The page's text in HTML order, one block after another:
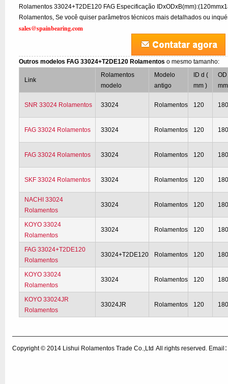
Rolamentos 33024+T2DE120 FAG Especificação
Rolamentos, Se você quiser parâmetros técnicos mais detalhados ou
sales@spainbearing.com
Outros modelos FAG 33024+T2DE120 Rolamentoso mesmo tamanho:
Link
Rolamentos
modelo
Modelo
antigo
ID d (
mm )
SNR 33024 Rolamentos 33024 Rolamentos 120
FAG 33024 Rolamentos 33024 Rolamentos 120
FAG 33024 Rolamentos 33024 Rolamentos 120
SKF 33024 Rolamentos 33024 Rolamentos 120
NACHI 33024
Rolamentos
33024 Rolamentos 120
KOYO 33024
Rolamentos
33024 Rolamentos 120
FAG 33024+T2DE120
Rolamentos
33024+T2DE120 Rolamentos 120
KOYO 33024
Rolamentos
33024 Rolamentos 120
KOYO 33024JR
Rolamentos
33024JR Rolamentos 120
Copyright © 2014 Lishui Rolamentos Trade Co.,Ltd All rights reserved. Email